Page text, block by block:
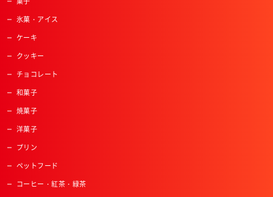
氷菓・アイス
ケーキ
クッキー
チョコレート
和菓子
焼菓子
洋菓子
プリン
ペットフード
コーヒー・紅茶・緑茶